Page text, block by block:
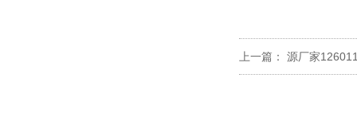
上一篇： 源厂家1260110-